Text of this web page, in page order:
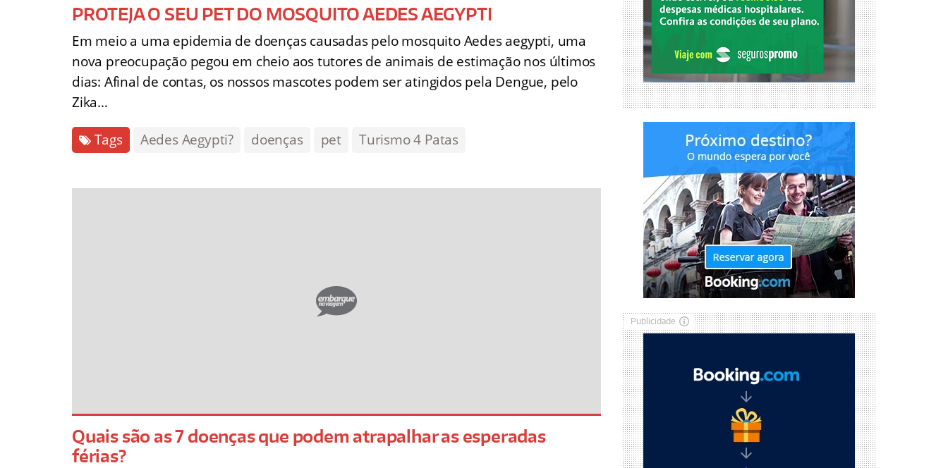
PROTEJA O SEU PET DO MOSQUITO AEDES AEGYPTI
Em meio a uma epidemia de doenças causadas pelo mosquito Aedes aegypti, uma
nova preocupação pegou em cheio aos tutores de animais de estimação nos últimos
dias: Afinal de contas, os nossos mascotes podem ser atingidos pela Dengue, pelo
Zika…
Tags Aedes Aegypti? doenças pet Turismo 4 Patas
Quais são as 7 doenças que podem atrapalhar as esperadas
férias?
Publicidade